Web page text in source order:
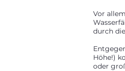
Vor
durch
Höhe!)
oder